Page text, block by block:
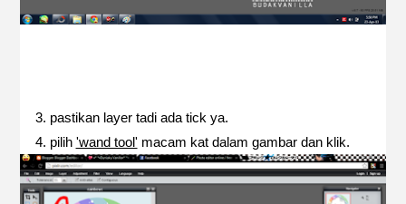
3. pastikan layer tadi ada tick ya.
4. pilih 'wand tool' macam kat dalam gambar dan klik.